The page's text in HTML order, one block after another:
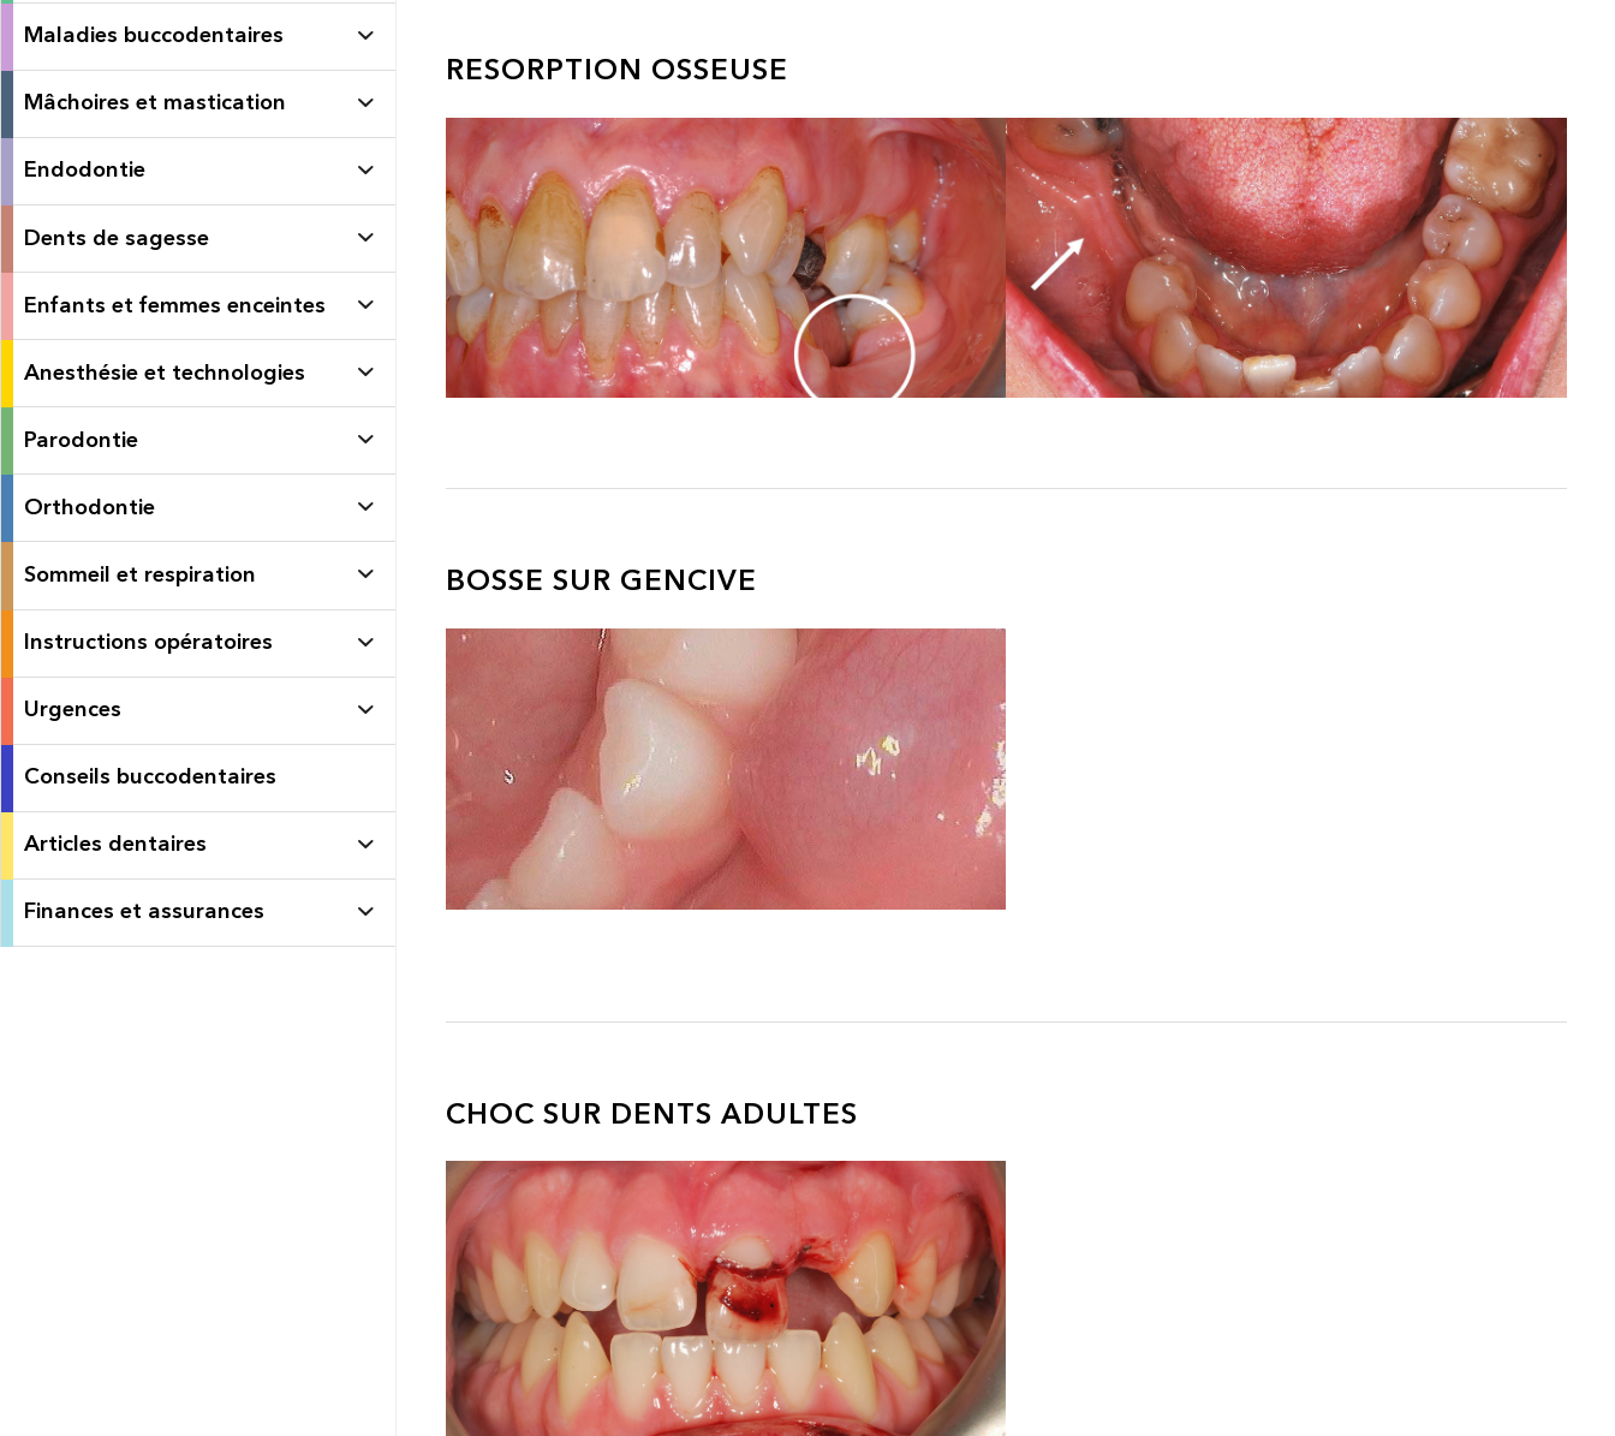
Maladies buccodentaires
Mâchoires et mastication
Endodontie
Dents de sagesse
Enfants et femmes enceintes
Anesthésie et technologies
Parodontie
Orthodontie
Sommeil et respiration
Instructions opératoires
Urgences
Conseils buccodentaires
Articles dentaires
Finances et assurances
RESORPTION OSSEUSE
BOSSE SUR GENCIVE
CHOC SUR DENTS ADULTES